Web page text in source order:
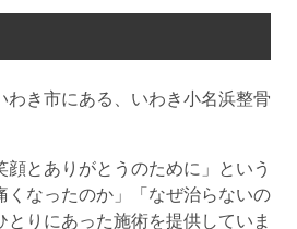
わき市にある、いわき小名浜整骨
顔とありがとうのために」という
くなったのか」「なぜ治らないの
とりにあった施術を提供していま